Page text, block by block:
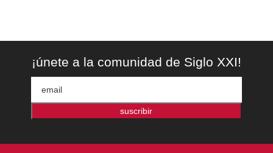
¡únete a la comunidad de Siglo XXI!
suscribir